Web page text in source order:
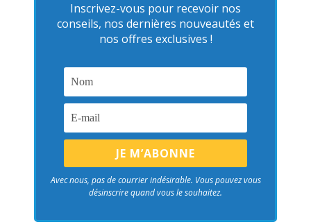
Inscrivez-vous pour recevoir nos
conseils, nos dernières nouveautés et
nos offres exclusives !
Avec nous, pas de courrier indésirable. Vous pouvez vous
désinscrire quand vous le souhaitez.